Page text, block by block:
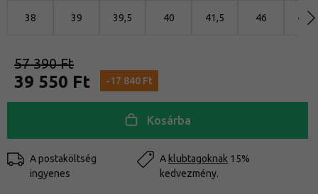
38 39 39,5 40 41,5 46 47,5
39 550 Ft -17 840 Ft
57 390 Ft
Kosárba
A postaköltség
ingyenes
A klubtagoknak 15%
kedvezmény.